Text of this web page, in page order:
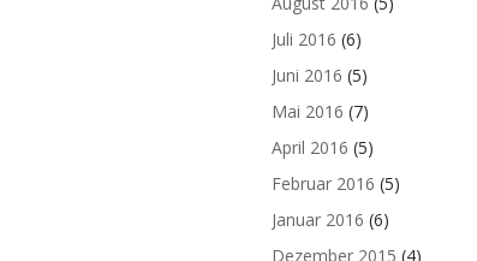
Juli 2016 (6)
Juni 2016 (5)
Mai 2016 (7)
April 2016 (5)
Februar 2016 (5)
Januar 2016 (6)
Dezember 2015 (4)